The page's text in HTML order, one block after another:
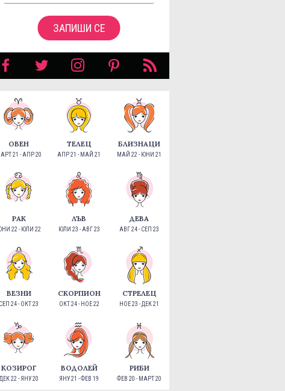
ЗАПИШИ СЕ
ОВЕН
21 - АПР 20
ТЕЛЕЦ
АПР 21 - МАЙ 21
БЛИЗНАЦИ
МАЙ 22 - ЮНИ 21
РАК
22 - ЮЛИ 22
ЛЪВ
ЮЛИ 23 - АВГ 23
ДЕВА
АВГ 24 - СЕП 23
ВЕЗНИ
СЕП 24 - ОКТ 23
СКОРПИОН
ОКТ 24 - НОЕ 22
СТРЕЛЕЦ
НОЕ 23 - ДЕК 21
КОЗИРОГ
ДЕК 22 - ЯНУ 20
ВОДОЛЕЙ
ЯНУ 21 - ФЕВ 19
РИБИ
ФЕВ 20 - МАРТ 20